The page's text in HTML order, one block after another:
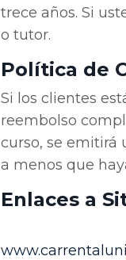
trece años. Si
o tutor.
Política de
Si los clientes
reembolso
curso, se emitirá
a menos que
Enlaces a
www